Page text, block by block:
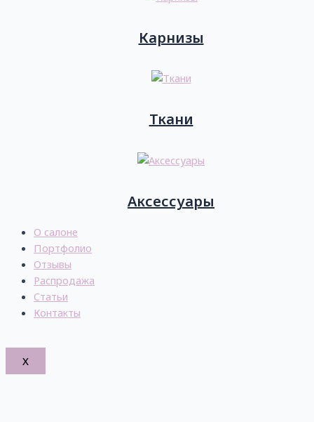
Карнизы
Ткани
Аксессуары
О салоне
Портфолио
Отзывы
Распродажа
Статьи
Контакты
X